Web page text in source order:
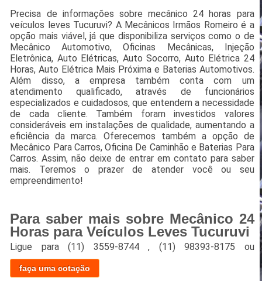
Precisa de informações sobre mecânico 24 horas para
veículos leves Tucuruvi? A Mecânicos Irmãos Romeiro é a
opção mais viável, já que disponibiliza serviços como o de
Mecânico Automotivo, Oficinas Mecânicas, Injeção
Eletrônica, Auto Elétricas, Auto Socorro, Auto Elétrica 24
Horas, Auto Elétrica Mais Próxima e Baterias Automotivos.
Além disso, a empresa também conta com um
atendimento qualificado, através de funcionários
especializados e cuidadosos, que entendem a necessidade
de cada cliente. Também foram investidos valores
consideráveis em instalações de qualidade, aumentando a
eficiência da marca. Oferecemos também a opção de
Mecânico Para Carros, Oficina De Caminhão e Baterias Para
Carros. Assim, não deixe de entrar em contato para saber
mais. Teremos o prazer de atender você ou seu
empreendimento!
Para saber mais sobre Mecânico 24
Horas para Veículos Leves Tucuruvi
Ligue para(11) 3559-8744 , (11) 98393-8175 ou
faça uma cotação